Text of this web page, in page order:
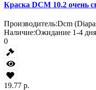
Краска DCM 10.2 очень
Производитель:Dcm
Наличие:Ожидание 1-4 дня
0
19.77 р.